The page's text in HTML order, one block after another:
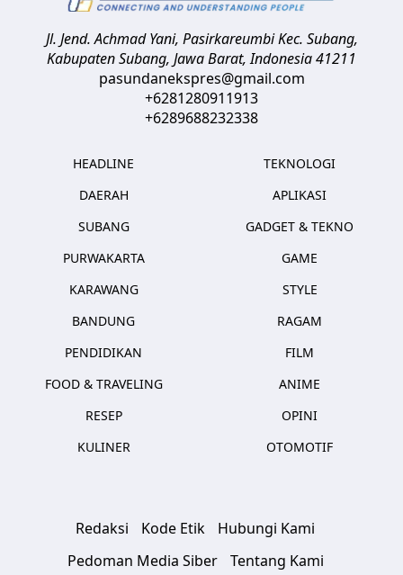
Jl. Jend. Achmad Yani, Pasirkareumbi Kec. Subang,
Kabupaten Subang, Jawa Barat,Indonesia41211
pasundanekspres@gmail.com
+6281280911913
+6289688232338
HEADLINE
DAERAH
SUBANG
PURWAKARTA
KARAWANG
BANDUNG
PENDIDIKAN
FOOD & TRAVELING
RESEP
KULINER
TEKNOLOGI
APLIKASI
GADGET & TEKNO
GAME
STYLE
RAGAM
FILM
ANIME
OPINI
OTOMOTIF
Redaksi Kode Etik
Hubungi Kami
Pedoman Media Siber
Tentang Kami